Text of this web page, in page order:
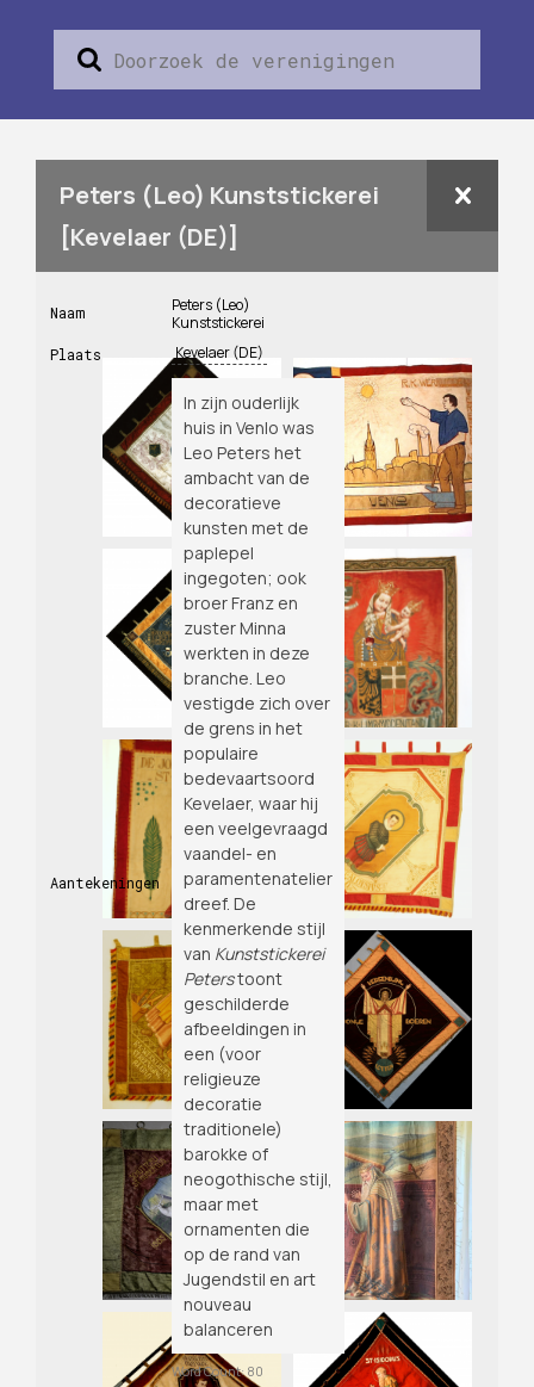
Peters (Leo) Kunststickerei
[Kevelaer (DE)]
Naam
Peters (Leo)
Kunststickerei
Plaats Kevelaer (DE)
Aantekeningen
In zijn ouderlijk
huis in Venlo was
Leo Peters het
ambacht van de
decoratieve
kunsten met de
paplepel
ingegoten; ook
broer Franz en
zuster Minna
werkten in deze
branche. Leo
vestigde zich over
de grens in het
populaire
bedevaartsoord
Kevelaer, waar hij
een veelgevraagd
vaandel- en
paramentenatelier
dreef. De
kenmerkende stijl
van Kunststickerei
Peterstoont
geschilderde
afbeeldingen in
een (voor
religieuze
decoratie
traditionele)
barokke of
neogothische stijl,
maar met
ornamenten die
op de rand van
Jugendstil en art
nouveau
balanceren
Word Count: 80